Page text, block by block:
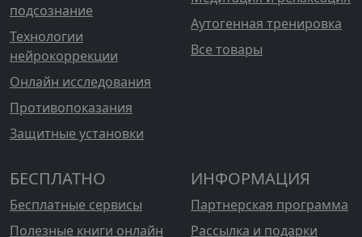
подсознание
Технологии
нейрокоррекции
Онлайн исследования
Противопоказания
Защитные установки
Аутогенная тренировка
Все товары
БЕСПЛАТНО
Бесплатные сервисы
Полезные книги онлайн
ИНФОРМАЦИЯ
Партнерская программа
Рассылка и подарки